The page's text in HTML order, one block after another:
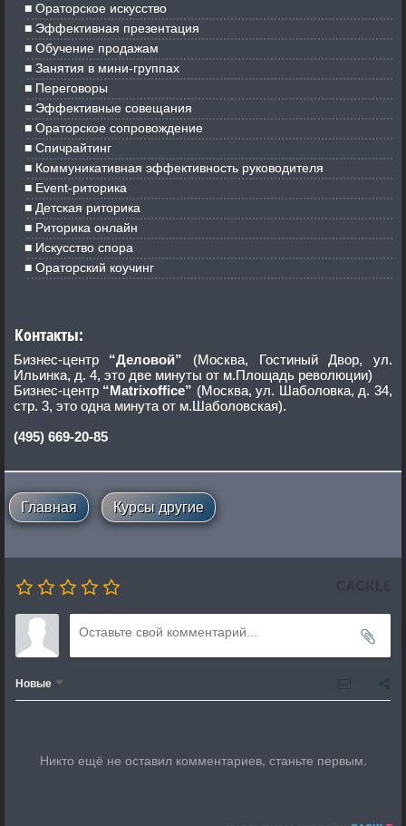
Ораторское искусство
Эффективная презентация
Обучение продажам
Занятия в мини-группах
Переговоры
Эффективные совещания
Ораторское сопровождение
Спичрайтинг
Коммуникативная эффективность руководителя
Event-риторика
Детская риторика
Риторика онлайн
Искусство спора
Ораторский коучинг
Контакты:
Бизнес-центр “Деловой” (Москва, Гостиный Двор, ул.
Ильинка, д. 4, это две минуты от м.Площадь революции)
Бизнес-центр “Matrixoffice” (Москва, ул. Шаболовка, д. 34,
стр. 3, это одна минута от м.Шаболовская).
(495) 669-20-85
Главная Курсы другие
Новые
Никто ещё не оставил комментариев, станьте первым.